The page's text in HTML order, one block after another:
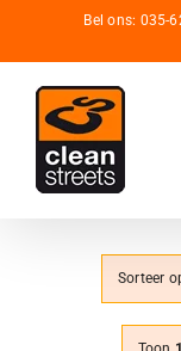
Bel ons: 035-
Sorteer